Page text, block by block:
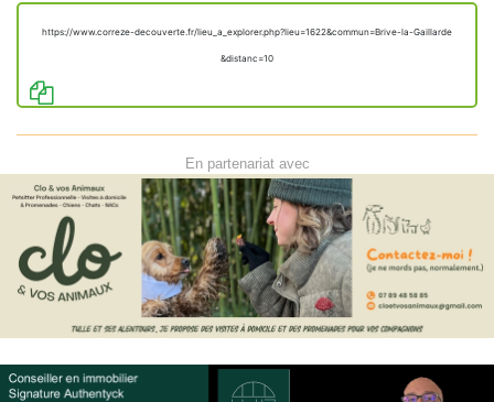
https://www.correze-decouverte.fr/lieu_a_explorer.php?lieu=1622&commun=Brive-la-Gaillarde
&distanc=10
En partenariat avec